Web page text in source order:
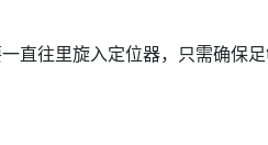
直往里旋入定位器，只需确保